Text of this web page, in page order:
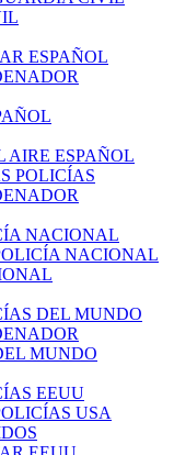
ESPAÑOL
AIRE ESPAÑOL
POLICÍAS
NACIONAL
NACIONAL
DEL MUNDO
MUNDO
EEUU
USA